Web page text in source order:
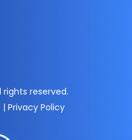
rights reserved.
Privacy Policy